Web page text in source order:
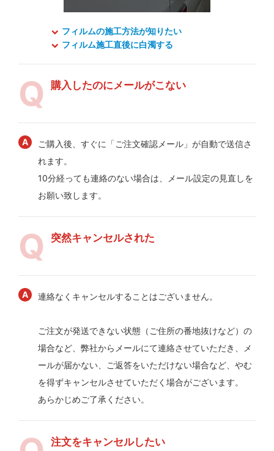
フィルムの施工方法が知りたい
フィルム施工直後に白濁する
購入したのにメールがこない
ご購入後、すぐに「ご注文確認メール」が自動で送信さ
れます。
10分経っても連絡のない場合は、メール設定の見直しを
お願い致します。
突然キャンセルされた
連絡なくキャンセルすることはございません。
ご注文が発送できない状態（ご住所の番地抜けなど）の
場合など、弊社からメールにて連絡させていただき、メ
ールが届かない、ご返答をいただけない場合など、やむ
を得ずキャンセルさせていただく場合がございます。
あらかじめご了承ください。
注文をキャンセルしたい